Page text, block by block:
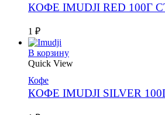
КОФЕ IMUDJI RED 100Г
1 ₽
В корзину
Quick View
Кофе
КОФЕ IMUDJI SILVER